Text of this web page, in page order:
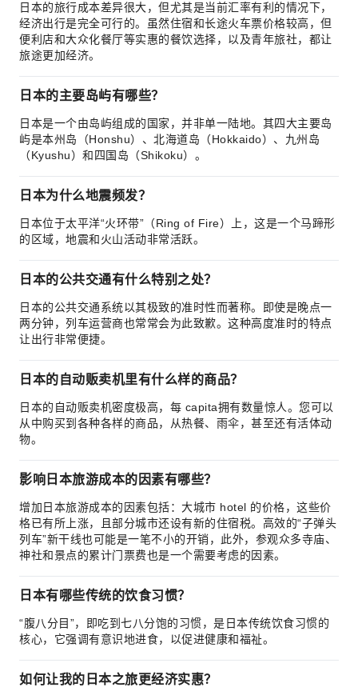
日本的旅行成本差异很大，但尤其是当前汇率有利的情况下，
经济出行是完全可行的。虽然住宿和长途火车票价格较高，但
便利店和大众化餐厅等实惠的餐饮选择，以及青年旅社，都让
旅途更加经济。
日本的主要岛屿有哪些？
日本是一个由岛屿组成的国家，并非单一陆地。其四大主要岛
屿是本州岛（Honshu）、北海道岛（Hokkaido）、九州岛
（Kyushu）和四国岛（Shikoku）。
日本为什么地震频发？
日本位于太平洋“火环带”（Ring of Fire）上，这是一个马蹄形
的区域，地震和火山活动非常活跃。
日本的公共交通有什么特别之处？
日本的公共交通系统以其极致的准时性而著称。即使是晚点一
两分钟，列车运营商也常常会为此致歉。这种高度准时的特点
让出行非常便捷。
日本的自动贩卖机里有什么样的商品？
日本的自动贩卖机密度极高，每 capita拥有数量惊人。您可以
从中购买到各种各样的商品，从热餐、雨伞，甚至还有活体动
物。
影响日本旅游成本的因素有哪些？
增加日本旅游成本的因素包括：大城市 hotel 的价格，这些价
格已有所上涨，且部分城市还设有新的住宿税。高效的“子弹头
列车”新干线也可能是一笔不小的开销，此外，参观众多寺庙、
神社和景点的累计门票费也是一个需要考虑的因素。
日本有哪些传统的饮食习惯？
“腹八分目”，即吃到七八分饱的习惯，是日本传统饮食习惯的
核心，它强调有意识地进食，以促进健康和福祉。
如何让我的日本之旅更经济实惠？